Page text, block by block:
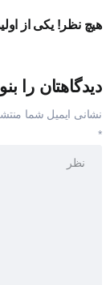
هیچ نظر! یکی از
دیدگاهتان را
نشانی ایمیل شما
*